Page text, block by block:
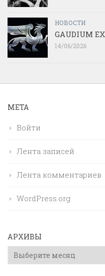
НОВОСТИ
GAUDIUM
14/06/2026
МЕТА
Войти
Лента записей
Лента комментариев
WordPress.org
АРХИВЫ
Архивы